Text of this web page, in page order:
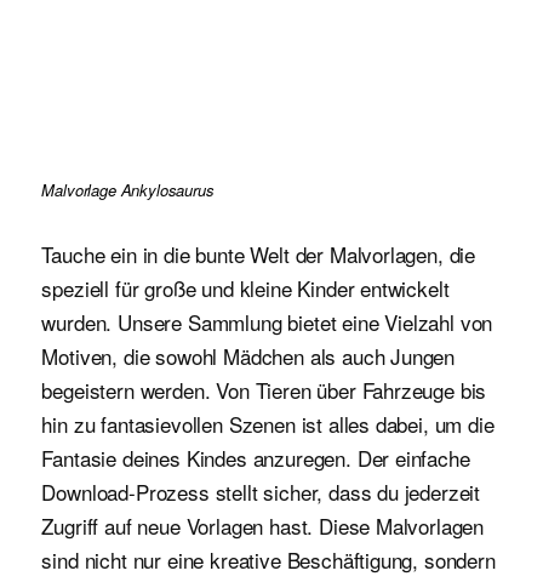
Malvorlage Ankylosaurus
Tauche ein in die bunte Welt der Malvorlagen, die
speziell für große und kleine Kinder entwickelt
wurden. Unsere Sammlung bietet eine Vielzahl von
Motiven, die sowohl Mädchen als auch Jungen
begeistern werden. Von Tieren über Fahrzeuge bis
hin zu fantasievollen Szenen ist alles dabei, um die
Fantasie deines Kindes anzuregen. Der einfache
Download-Prozess stellt sicher, dass du jederzeit
Zugriff auf neue Vorlagen hast. Diese Malvorlagen
sind nicht nur eine kreative Beschäftigung, sondern